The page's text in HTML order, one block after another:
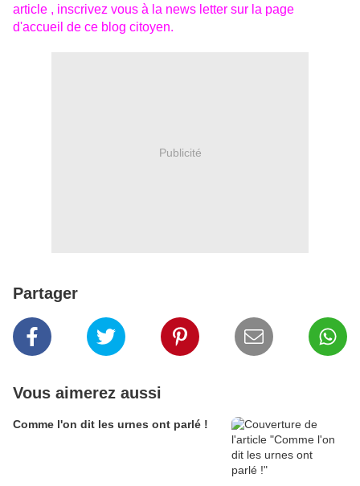
article , inscrivez vous à la news letter sur la page
d'accueil de ce blog citoyen.
Publicité
Partager
Vous aimerez aussi
Comme l'on dit les urnes ont parlé !